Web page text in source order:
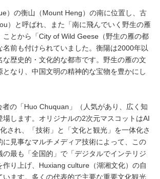
）の衡山（Mount Heng）の南に位置し、古
）と呼ばれ、また「南に飛んでいく野生の雁
ことから「City of Wild Geese（野生の雁の都
名前も付けられていました。衡陽は2000年以
な歴史的・文化的な都市です。野生の雁の文
となり、中国文明の精神的な宝物を豊かにし
者の「Huo Chuquan」（人気があり、広く知
場します。オリジナルの2次元マスコットはAI
され、「技術」と「文化と観光」を一体化さ
に見事なマルチメディア技術によって、この
の最も「全国的」で「デジタルでインテリジ
作り上げ、Huxiang culture（湖湘文化）の自
います。多くの代表的で主要な重要文化観光